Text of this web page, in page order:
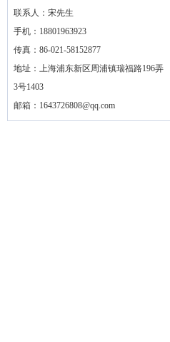
联系人：宋先生
手机：18801963923
传真：86-021-58152877
地址：上海浦东新区周浦镇瑞福路196弄
3号1403
邮箱： 1643726808@qq.com